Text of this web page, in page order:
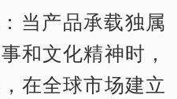
当产品承载独属
和文化精神时，
在全球市场建立